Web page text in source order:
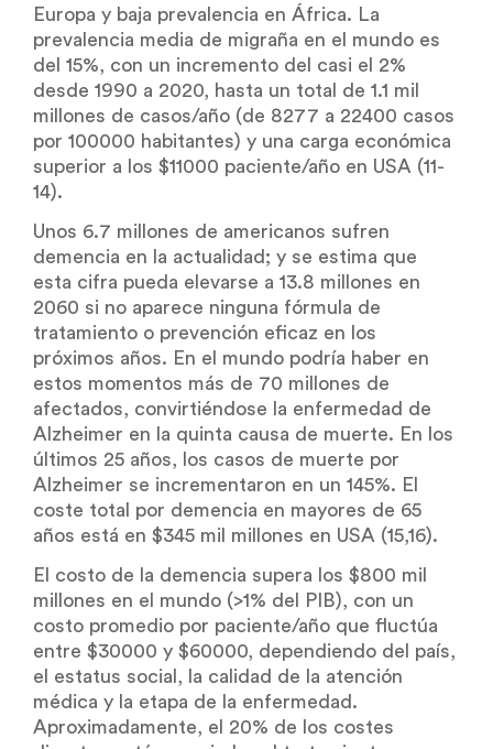
Europa y baja prevalencia en África. La
prevalencia media de migraña en el mundo es
del 15%, con un incremento del casi el 2%
desde 1990 a 2020, hasta un total de 1.1 mil
millones de casos/año (de 8277 a 22400 casos
por 100000 habitantes) y una carga económica
superior a los $11000 paciente/año en USA (11-
14).
Unos 6.7 millones de americanos sufren
demencia en la actualidad; y se estima que
esta cifra pueda elevarse a 13.8 millones en
2060 si no aparece ninguna fórmula de
tratamiento o prevención eficaz en los
próximos años. En el mundo podría haber en
estos momentos más de 70 millones de
afectados, convirtiéndose la enfermedad de
Alzheimer en la quinta causa de muerte. En los
últimos 25 años, los casos de muerte por
Alzheimer se incrementaron en un 145%. El
coste total por demencia en mayores de 65
años está en $345 mil millones en USA (15,16).
El costo de la demencia supera los $800 mil
millones en el mundo (>1% del PIB), con un
costo promedio por paciente/año que fluctúa
entre $30000 y $60000, dependiendo del país,
el estatus social, la calidad de la atención
médica y la etapa de la enfermedad.
Aproximadamente, el 20% de los costes